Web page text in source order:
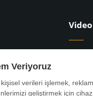
YKS
KPSS
Veriyoruz
kişisel verileri işlemek,
geliştirmek için